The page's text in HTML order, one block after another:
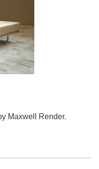
Maxwell Render.